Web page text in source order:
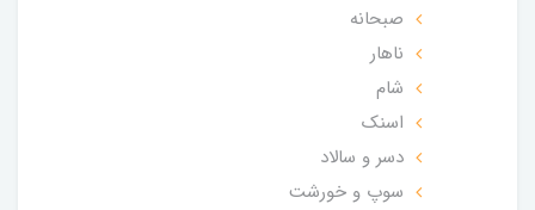
صبحانه
ناهار
شام
اسنک
دسر و سالاد
سوپ و خورشت